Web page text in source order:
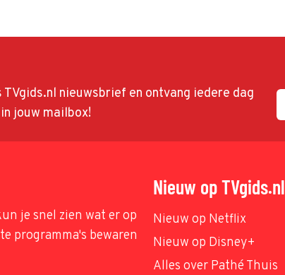
nieuwsbrief en ontvang iedere dag
jouw mailbox!
je snel zien wat er op
programma's bewaren
Nieuw op TVgids.nl
Nieuw op Netflix
Nieuw op Disney+
Alles over Pathé Thuis